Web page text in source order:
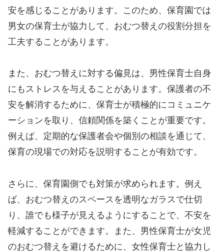
安を感じることがあります。このため、保育園では
男女の保育士が協力して、おむつ替えの役割分担を
工夫することがあります。
また、おむつ替えに対する偏見は、男性保育士自身
にもストレスを与えることがあります。保護者の不
安を解消するために、保育士が積極的にコミュニケ
ーションを取り、信頼関係を築くことが重要です。
例えば、定期的な保護者会や個別の相談を通じて、
保育の現場での対応を説明することが有効です。
さらに、保育園側でも対策が求められます。例え
ば、おむつ替えのスペースを透明なガラスで仕切
り、誰でも様子が見えるようにすることで、不安を
軽減することができます。また、男性保育士が女児
のおむつ替えを避けるために、女性保育士と協力し